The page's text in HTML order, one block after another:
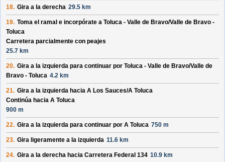
18. Gira a la derecha 29.5 km
19. Toma el ramal e incorpórate a Toluca - Valle de Bravo/Valle de Bravo -
Toluca
Carretera parcialmente con peajes
25.7 km
20. Gira a la izquierda para continuar por Toluca - Valle de Bravo/Valle de
Bravo - Toluca 4.2 km
21. Gira a la izquierda hacia A Los Sauces/A Toluca
Continúa hacia A Toluca
900 m
22. Gira a la izquierda para continuar por A Toluca 750 m
23. Gira ligeramente a la izquierda 11.6 km
24. Gira a la derecha hacia Carretera Federal 134 10.9 km